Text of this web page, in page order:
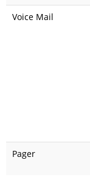
Voice Mail
Pager